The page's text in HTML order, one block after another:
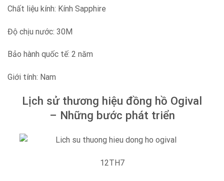
Chất liệu kính: Kính Sapphire
Độ chịu nước: 30M
Bảo hành quốc tế: 2 năm
Giới tính: Nam
Lịch sử thương hiệu đồng hồ Ogival
– Những bước phát triển
12TH7